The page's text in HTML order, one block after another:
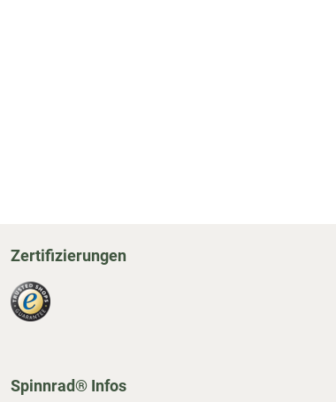
Zertifizierungen
Spinnrad® Infos